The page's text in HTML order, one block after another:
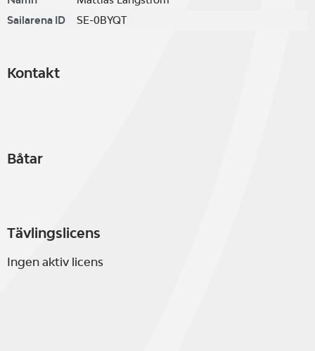
Sailarena ID
SE-0BYQT
Kontakt
Båtar
Tävlingslicens
Ingen aktiv licens